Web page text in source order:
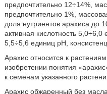
предпочтительно 12÷14%,
предпочтительно 1%,
доля нутриентов арахиса до
активная кислотность
5,5÷5,6 единиц pH,
Арахис относится к
изобретении понятия
к семенам указанного
Арахис обжаренный без